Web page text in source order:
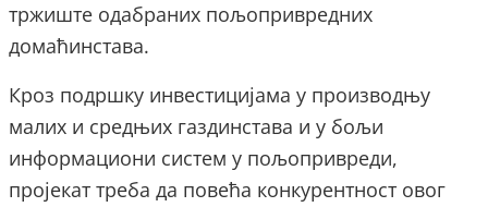
тржиште одабраних пољопривредних
домаћинстава.
Кроз подршку инвестицијама у производњу
малих и средњих газдинстава и у бољи
информациони систем у пољопривреди,
пројекат треба да повећа конкурентност овог